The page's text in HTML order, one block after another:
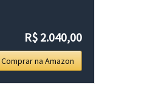
R$ 2.040,00
Comprar na Amazon